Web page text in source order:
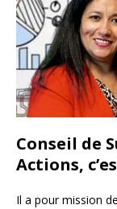
Conseil de
Actions,
Il a pour mission